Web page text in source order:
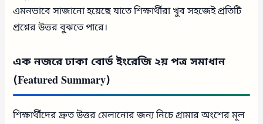
এমনভাবে সাজানো হয়েছে যাতে শিক্ষার্থীরা খুব সহজেই প্রতিটি
প্রশ্নের উত্তর বুঝতে পারে।
এক নজরে ঢাকা বোর্ড ইংরেজি ২য় পত্র সমাধান
(Featured Summary)
শিক্ষার্থীদের দ্রুত উত্তর মেলানোর জন্য নিচে গ্রামার অংশের মূল